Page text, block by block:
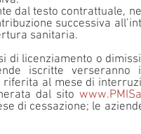
dal testo contrattuale,
successiva
sanitaria.
di licenziamento o
iscritte
riferita al mese di
dal sito
di cessazione; le